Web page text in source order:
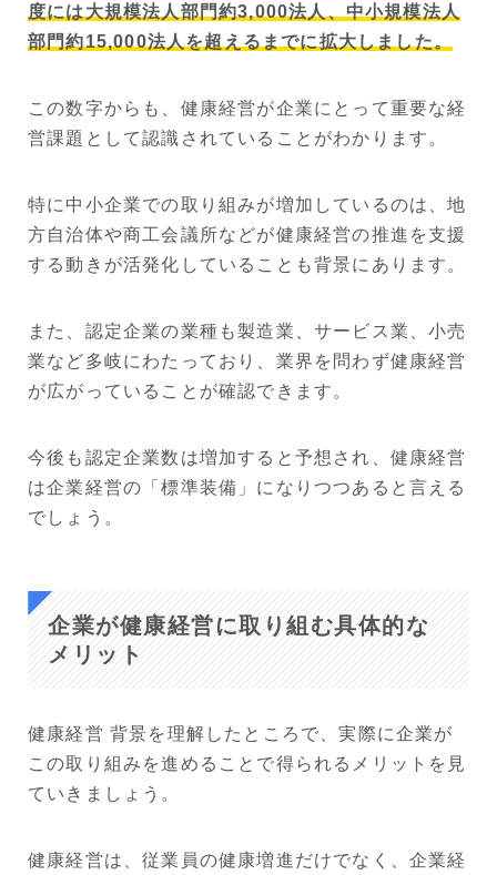
度には大規模法人部門約3,000法人、中小規模法人
部門約15,000法人を超えるまでに拡大しました。
この数字からも、健康経営が企業にとって重要な経
営課題として認識されていることがわかります。
特に中小企業での取り組みが増加しているのは、地
方自治体や商工会議所などが健康経営の推進を支援
する動きが活発化していることも背景にあります。
また、認定企業の業種も製造業、サービス業、小売
業など多岐にわたっており、業界を問わず健康経営
が広がっていることが確認できます。
今後も認定企業数は増加すると予想され、健康経営
は企業経営の「標準装備」になりつつあると言える
でしょう。
企業が健康経営に取り組む具体的な
メリット
健康経営 背景を理解したところで、実際に企業が
この取り組みを進めることで得られるメリットを見
ていきましょう。
健康経営は、従業員の健康増進だけでなく、企業経